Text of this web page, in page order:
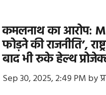
कमलनाथ का आरोप:
फोड़ने की राजनीति’,
बाद भी रुके हेल्थ
Sep 30, 2025, 2:49 PM by